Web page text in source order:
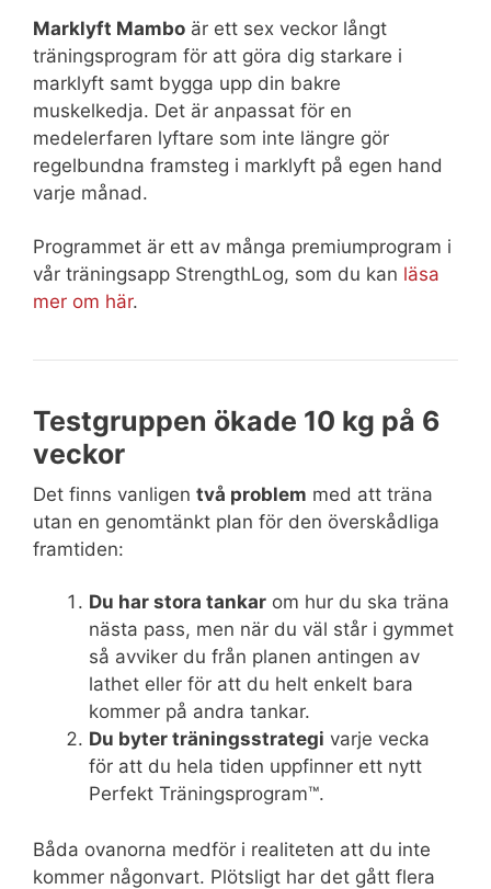
Marklyft Mambo är ett sex veckor långt
träningsprogram för att göra dig starkare i
marklyft samt bygga upp din bakre
muskelkedja. Det är anpassat för en
medelerfaren lyftare som inte längre gör
regelbundna framsteg i marklyft på egen hand
varje månad.
Programmet är ett av många premiumprogram i
vår träningsapp StrengthLog, som du kan läsa
mer om här.
Testgruppen ökade 10 kg på 6
veckor
Det finns vanligen två problem med att träna
utan en genomtänkt plan för den överskådliga
framtiden:
Du har stora tankar om hur du ska träna
nästa pass, men när du väl står i gymmet
så avviker du från planen antingen av
lathet eller för att du helt enkelt bara
kommer på andra tankar.
Du byter träningsstrategi varje vecka
för att du hela tiden uppfinner ett nytt
Perfekt Träningsprogram™.
Båda ovanorna medför i realiteten att du inte
kommer någonvart. Plötsligt har det gått flera